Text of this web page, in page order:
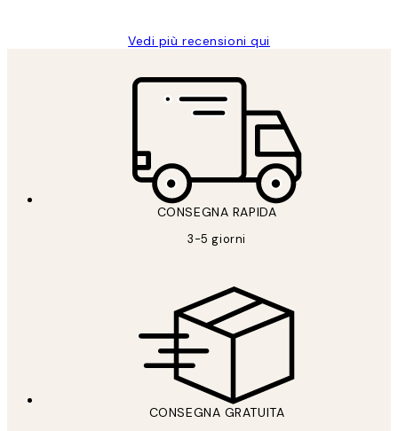
Vedi più recensioni qui
CONSEGNA RAPIDA
3-5 giorni
CONSEGNA GRATUITA